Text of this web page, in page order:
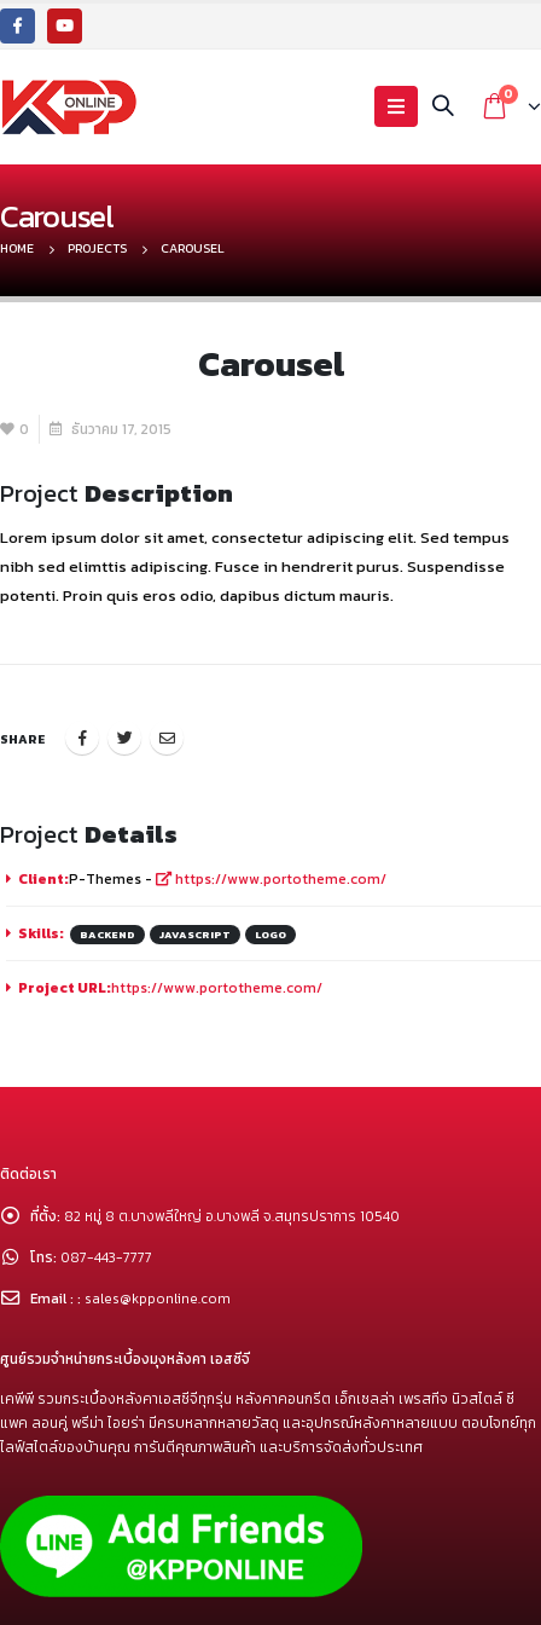
0
Carousel
HOME PROJECTS CAROUSEL
Carousel
0 ธันวาคม 17, 2015
Project Description
Lorem ipsum dolor sit amet, consectetur adipiscing elit. Sed tempus
nibh sed elimttis adipiscing. Fusce in hendrerit purus. Suspendisse
potenti. Proin quis eros odio, dapibus dictum mauris.
SHARE
Project Details
Client:P-Themes - https://www.portotheme.com/
Skills: BACKEND JAVASCRIPT LOGO
Project URL:https://www.portotheme.com/
ติดต่อเรา
ที่ตั้ง: 82 หมู่ 8 ต.บางพลีใหญ่ อ.บางพลี จ.สมุทรปราการ 10540
โทร: 087-443-7777
Email : : sales@kpponline.com
ศูนย์รวมจำหน่ายกระเบื้องมุงหลังคา เอสซีจี
เคพีพี รวมกระเบื้องหลังคาเอสซีจีทุกรุ่น หลังคาคอนกรีต เอ็กเซลล่า เพรสทีจ นิวสไตล์ ซี
แพค ลอนคู่ พรีม่า ไอยร่า มีครบหลากหลายวัสดุ และอุปกรณ์หลังคาหลายแบบ ตอบโจทย์ทุก
ไลฟ์สไตล์ของบ้านคุณ การันตีคุณภาพสินค้า และบริการจัดส่งทั่วประเทศ